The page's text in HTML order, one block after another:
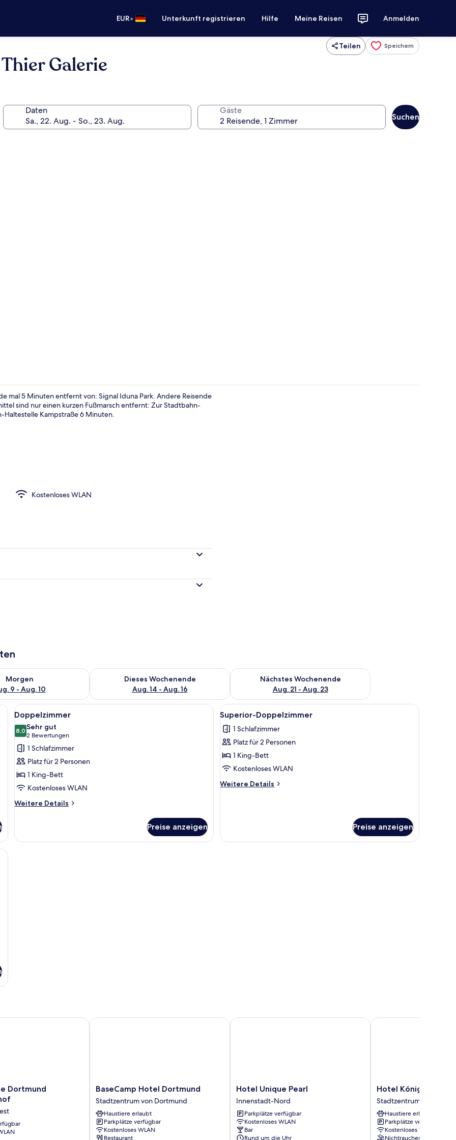
EUR• Unterkunft registrieren Hilfe Meine Reisen Anmelden
Teilen Speichern
Galerie
Daten Gäste
Suchen
mal 5 Minuten entfernt von: Signal Iduna Park. Andere Reisende
sind nur einen kurzen Fußmarsch entfernt: Zur Stadtbahn-
Haltestelle Kampstraße 6 Minuten.
Kostenloses WLAN
Aug. 9.
Morgen
9 - Aug. 10
für morgen, Aug. 9 - Aug. 10.
Dieses Wochenende
Aug. 14 - Aug. 16
Überprüfe die Verfügbarkeit für dieses Wochenende, Aug. 14 - Aug. 16.
Nächstes Wochenende
Aug. 21 - Aug. 23
Überprüfe die Verfügbarkeit für nächstes Wochenende, Aug.
kostenloses WLAN, Bettwäsche
Alle
Fotos
für
Doppelzimmer
anzeigen
Schreibtisch, schallisolierte Zimmer, kostenloses WLAN, Bettwäsche
13
Doppelzimmer
8,08,0 von 10
Sehr gut
2 Bewertungen
(2
Bewertungen)
1 Schlafzimmer
Platz für 2 Personen
1 King-Bett
Kostenloses WLAN
Weitere Details
Weitere
Preise anzeigen
Alle
Fotos
für
Superior-
Doppelzimmer
anzeigen
Superior-Doppelzimmer | Schreibtisch,
11
Superior-Doppelzimmer
1 Schlafzimmer
Platz für 2 Personen
1 King-Bett
Kostenloses WLAN
Weitere Details
Weitere
Preise anzeigen
schallisolierte Zimmer, kostenloses WLAN, Bettwäsche
Dortmund
Hauptbahnhof
BaseCamp
Hotel
Dortmund
Stadtzentrum
von
Dortmund
BaseCamp Hotel Dortmund
Stadtzentrum von Dortmund
Haustiere erlaubt
Parkplätze verfügbar
Kostenloses WLAN
Restaurant
BaseCamp Hotel Dortmund
Hotel
Unique
Pearl
Innenstadt-
Nord
Hotel Unique Pearl
Innenstadt-Nord
Parkplätze verfügbar
Kostenloses WLAN
Bar
Rund um die Uhr
Hotel Unique Pearl
Hotel
Königshof
Dortmund
Stadtzentrum
von
Dortmund
Hotel Königshof
Stadtzentrum von
Haustiere erlaubt
Parkplätze verfügbar
Kostenloses WLAN
Nichtraucher
Hotel Königshof